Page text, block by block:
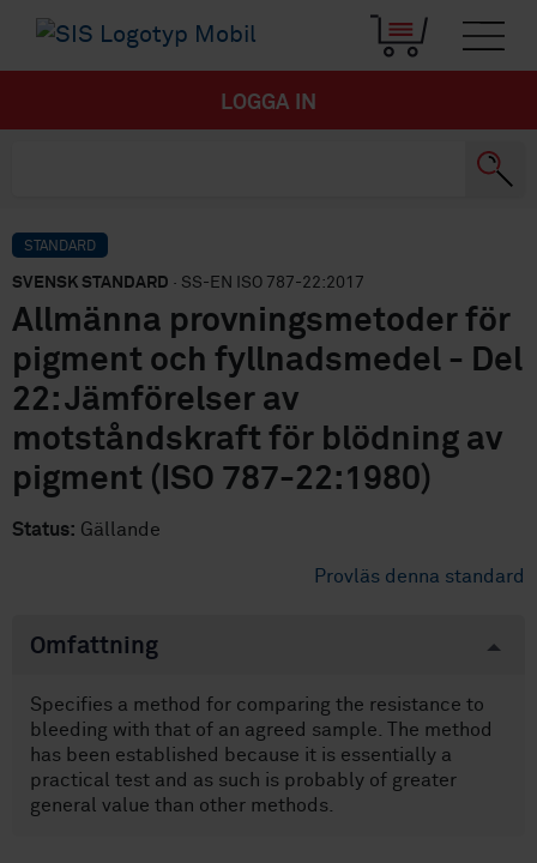
LOGGA IN
STANDARD
SVENSK STANDARD · SS-EN ISO 787-22:2017
Allmänna provningsmetoder för
pigment och fyllnadsmedel - Del
22: Jämförelser av
motståndskraft för blödning av
pigment (ISO 787-22:1980)
Status: Gällande
Provläs denna standard
Omfattning
Specifies a method for comparing the resistance to
bleeding with that of an agreed sample. The method
has been established because it is essentially a
practical test and as such is probably of greater
general value than other methods.